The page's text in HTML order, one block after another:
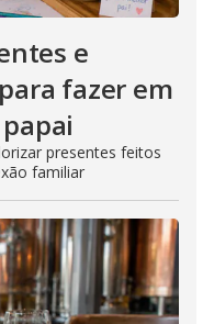
e
fazer em
presentes feitos
familiar